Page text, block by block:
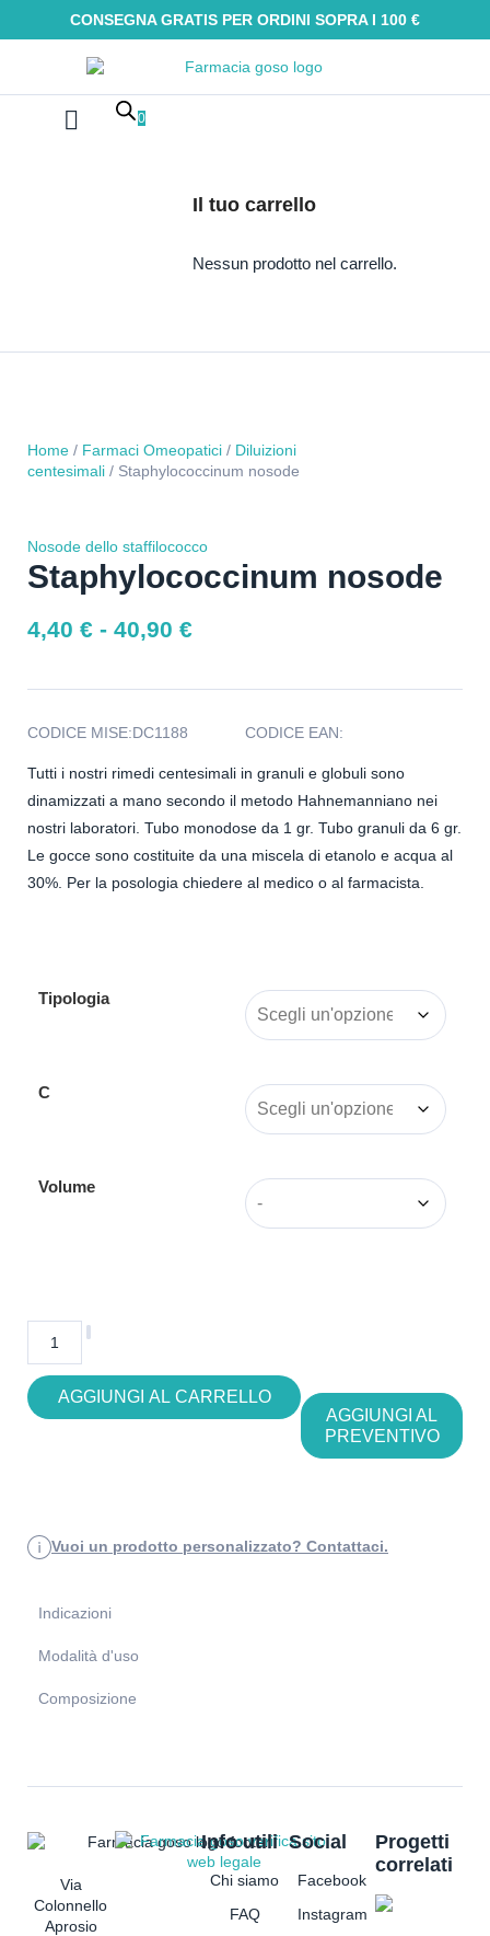
CONSEGNA GRATIS PER ORDINI SOPRA I 100 €
0
Il tuo carrello
Nessun prodotto nel carrello.
Home / Farmaci Omeopatici / Diluizioni
centesimali / Staphylococcinum nosode
Nosode dello staffilococco
Staphylococcinum nosode
4,40 € - 40,90 €
CODICE MISE:DC1188 CODICE EAN:
Tutti i nostri rimedi centesimali in granuli e globuli sono
dinamizzati a mano secondo il metodo Hahnemanniano nei
nostri laboratori. Tubo monodose da 1 gr. Tubo granuli da 6 gr.
Le gocce sono costituite da una miscela di etanolo e acqua al
30%. Per la posologia chiedere al medico o al farmacista.
Tipologia
C
Volume
AGGIUNGI AL CARRELLO
AGGIUNGI AL
PREVENTIVO
Vuoi un prodotto personalizzato? Contattaci.
Indicazioni
Modalità d'uso
Composizione
Via
Colonnello
Aprosio
Info utili
Chi siamo
FAQ
Social
Facebook
Instagram
Progetti
correlati